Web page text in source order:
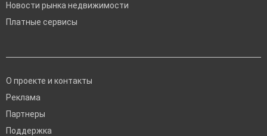
Новости рынка недвижимости
Платные сервисы
О проекте и контакты
Реклама
Партнеры
Поддержка